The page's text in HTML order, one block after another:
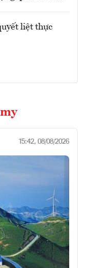
liệt thực
15:42, 08/08/2026